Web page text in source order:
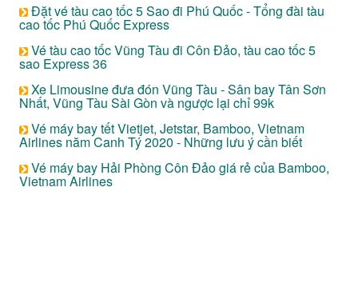
Đặt vé tàu cao tốc 5 Sao đi Phú Quốc - Tổng đài tàu
cao tốc Phú Quốc Express
Vé tàu cao tốc Vũng Tàu đi Côn Đảo, tàu cao tốc 5
sao Express 36
Xe Limousine đưa đón Vũng Tàu - Sân bay Tân Sơn
Nhất, Vũng Tàu Sài Gòn và ngược lại chỉ 99k
Vé máy bay tết Vietjet, Jetstar, Bamboo, Vietnam
Airlines năm Canh Tý 2020 - Những lưu ý cần biết
Vé máy bay Hải Phòng Côn Đảo giá rẻ của Bamboo,
Vietnam Airlines